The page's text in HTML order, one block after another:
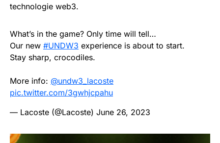
technologie web3.
What’s in the game? Only time will tell…
Our new #UNDW3 experience is about to start.
Stay sharp, crocodiles.
More info: @undw3_lacoste
pic.twitter.com/3gwhjcpahu
— Lacoste (@Lacoste) June 26, 2023